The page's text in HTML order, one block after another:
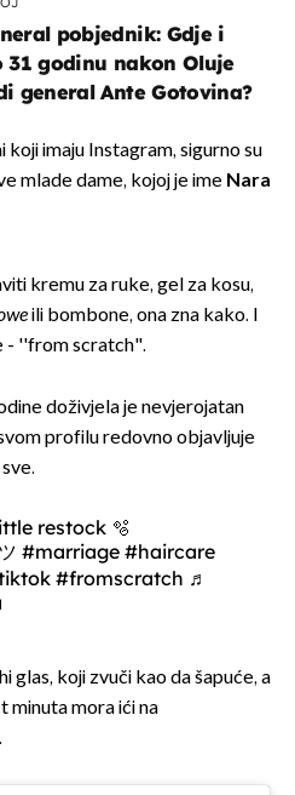
pobjednik: Gdje i
31 godinu nakon Oluje
general Ante Gotovina?
koji imaju Instagram, sigurno su
mlade dame, kojoj je ime Nara
kremu za ruke, gel za kosu,
ili bombone, ona zna kako. I
- ''from scratch".
doživjela je nevjerojatan
profilu redovno objavljuje
restock 🫧
#marriage #haircare
#fromscratch ♬
glas, koji zvuči kao da šapuće, a
minuta mora ići na